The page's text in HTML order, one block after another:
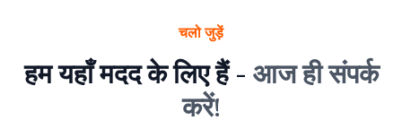
चलो जुड़ें
हम यहाँ मदद के लिए हैं - आज ही संपर्क
करें!